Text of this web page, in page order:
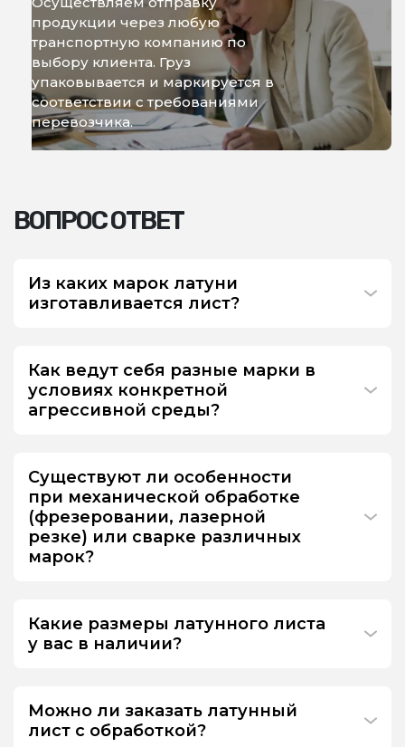
продукции через любую
транспортную компанию по
выбору клиента. Груз
упаковывается и маркируется в
соответствии с требованиями
перевозчика.
ВОПРОС ОТВЕТ
Из каких марок латуни
изготавливается лист?
Как ведут себя разные марки в
условиях конкретной
агрессивной среды?
Существуют ли особенности
при механической обработке
(фрезеровании, лазерной
резке) или сварке различных
марок?
Какие размеры латунного листа
у вас в наличии?
Можно ли заказать латунный
лист с обработкой?